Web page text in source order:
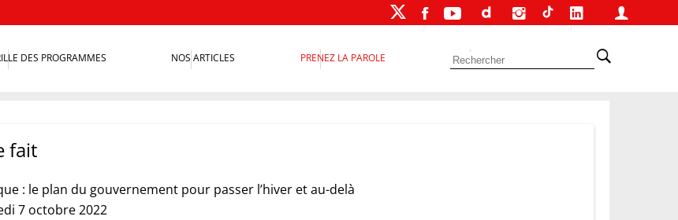
DES PROGRAMMES NOS ARTICLES PRENEZ LA PAROLE
fait
: le plan du gouvernement pour passer l’hiver et au-delà
7 octobre 2022